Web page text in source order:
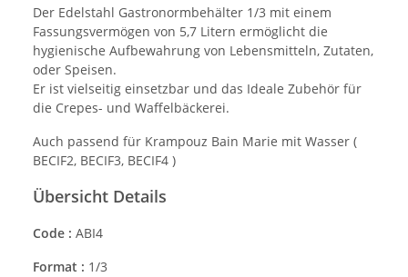
Der Edelstahl Gastronormbehälter 1/3 mit einem
Fassungsvermögen von 5,7 Litern ermöglicht die
hygienische Aufbewahrung von Lebensmitteln, Zutaten,
oder Speisen.
Er ist vielseitig einsetzbar und das Ideale Zubehör für
die Crepes- und Waffelbäckerei.
Auch passend für Krampouz Bain Marie mit Wasser (
BECIF2, BECIF3, BECIF4 )
Übersicht Details
Code : ABI4
Format : 1/3